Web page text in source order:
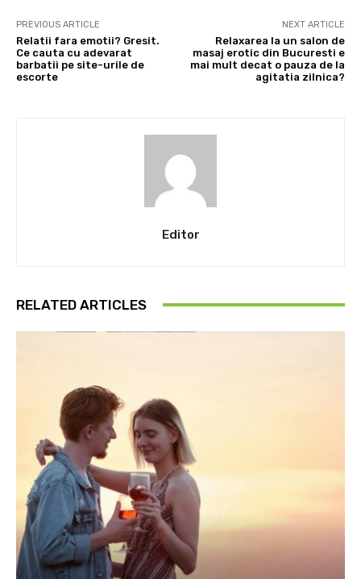
PREVIOUS ARTICLE
Relatii fara emotii? Gresit.
Ce cauta cu adevarat
barbatii pe site-urile de
escorte
NEXT ARTICLE
Relaxarea la un salon de
masaj erotic din Bucuresti e
mai mult decat o pauza de la
agitatia zilnica?
Editor
RELATED ARTICLES